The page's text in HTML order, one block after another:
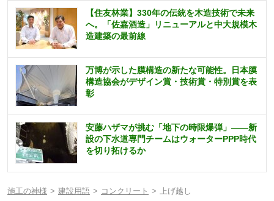
【住友林業】330年の伝統を木造技術で未来
へ。「佐嘉酒造」リニューアルと中大規模木
造建築の最前線
万博が示した膜構造の新たな可能性。日本膜
構造協会がデザイン賞・技術賞・特別賞を表
彰
安藤ハザマが挑む「地下の時限爆弾」――新
設の下水道専門チームはウォーターPPP時代
を切り拓けるか
施工の神様 建設用語 コンクリート
上げ越し